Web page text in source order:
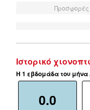
Προσφορές
Ιστορικό
Η 1 εβδομάδα του μήνα
0.0